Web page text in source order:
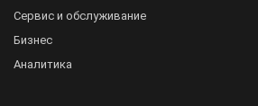
Сервис и обслуживание
Бизнес
Аналитика